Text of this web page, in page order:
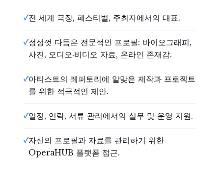
✓전 세계 극장, 페스티벌, 주최자에서의 대표.
✓정성껏 다듬은 전문적인 프로필: 바이오그래피,
사진, 오디오·비디오 자료, 온라인 존재감.
✓아티스트의 레퍼토리에 알맞은 제작과 프로젝트
를 위한 적극적인 제안.
✓일정, 연락, 서류 관리에서의 실무 및 운영 지원.
✓자신의 프로필과 자료를 관리하기 위한
OperaHUB 플랫폼 접근.